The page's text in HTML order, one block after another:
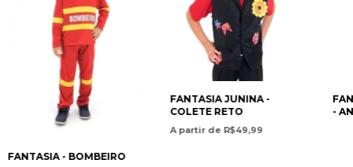
FANTASIA - BOMBEIRO
FANTASIA JUNINA -
COLETE RETO
A partir de R$49,99
-